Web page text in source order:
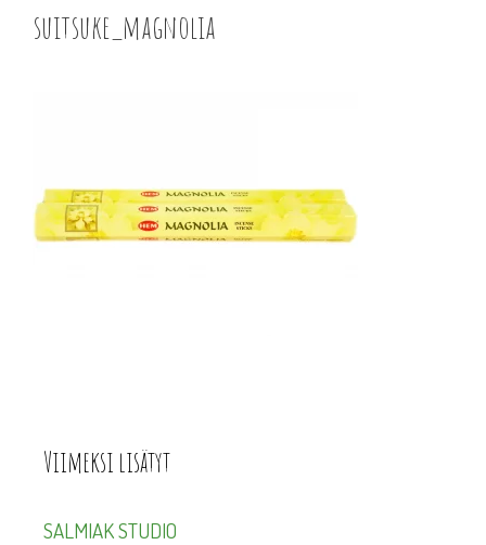
suitsuke_magnolia
Viimeksi lisätyt
SALMIAK STUDIO